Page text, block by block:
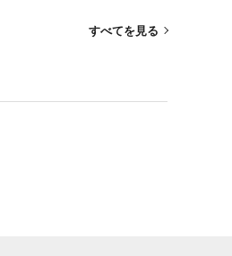
すべてを見る